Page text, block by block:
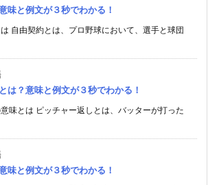
味と例文が３秒でわかる！
は 自由契約とは、プロ野球において、選手と球団
は？意味と例文が３秒でわかる！
意味とは ピッチャー返しとは、バッターが打った
味と例文が３秒でわかる！